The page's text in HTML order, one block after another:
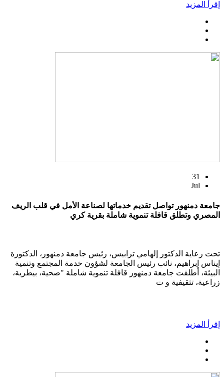
إقرأ المزيد
31
Jul
جامعة دمنهور تواصل تقديم خدماتها لصناعة الأمل في قلب الريف
المصري وتطلق قافلة تنموية شاملة بقرية كري
تحت رعاية الدكتور إلهامي ترابيس، رئيس جامعة دمنهور، الدكتورة
إيناس إبراهيم، نائب رئيس الجامعة لشؤون خدمة المجتمع وتنمية
البيئة، أطلقت جامعة دمنهور قافلة تنموية شاملة "صحية، بيطرية،
زراعية، تثقيفية و ت
إقرأ المزيد